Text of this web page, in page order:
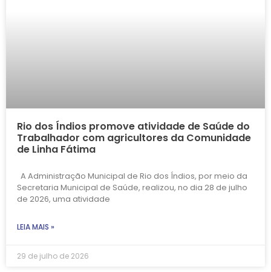
Rio dos Índios promove atividade de Saúde do
Trabalhador com agricultores da Comunidade
de Linha Fátima
A Administração Municipal de Rio dos Índios, por meio da
Secretaria Municipal de Saúde, realizou, no dia 28 de julho
de 2026, uma atividade
LEIA MAIS »
29 de julho de 2026